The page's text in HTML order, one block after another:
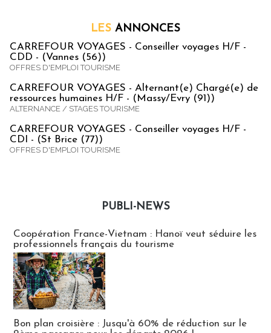
LES ANNONCES
CARREFOUR VOYAGES - Conseiller voyages H/F -
CDD - (Vannes (56))
OFFRES D'EMPLOI TOURISME
CARREFOUR VOYAGES - Alternant(e) Chargé(e) de
ressources humaines H/F - (Massy/Evry (91))
ALTERNANCE / STAGES TOURISME
CARREFOUR VOYAGES - Conseiller voyages H/F -
CDI - (St Brice (77))
OFFRES D'EMPLOI TOURISME
PUBLI-NEWS
Coopération France-Vietnam : Hanoï veut séduire les
professionnels français du tourisme
Bon plan croisière : Jusqu'à 60% de réduction sur le